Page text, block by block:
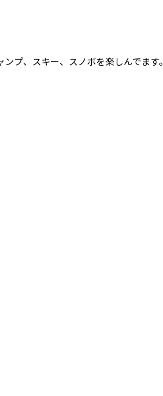
プ、スキー、スノボを楽しんでます。